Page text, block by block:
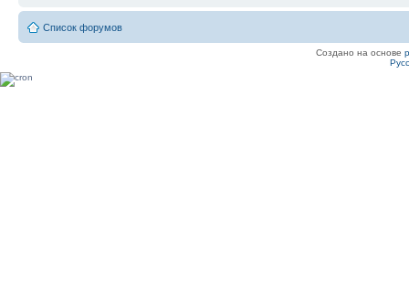
Список форумов
Создано на основе